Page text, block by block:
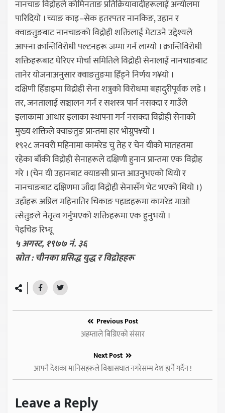
नानचाङ विद्रोहले कोमिनताङ प्रतिक्रियावादीहरूलाई अन्योलमा
पारिदियो । च्याङ काइ–सेक हतरपतर नानकिङ, उहान र
क्वाङतुङबाट नानचाङको विद्रोही शक्तिलाई मेटाउने उद्देश्यले
आफ्ना क्रान्तिविरोधी पल्टनहरू जम्मा गर्न लाग्यो । क्रान्तिविरोधी
शक्तिहरूबाट घेरिएर मोर्चा समितिले विद्रोही सेनालाई नानचाङबाट
तानेर योजनाअनुसार क्वाङतुङमा हिँड्ने निर्णय ग¥यो ।
दक्षिणी हिँडाइमा विद्रोही सेना शत्रुको विरोधमा बहादुरीपूर्वक लडे ।
तर, जनतालाई सञ्चालन गर्न र सशस्त्र पार्न नसक्दा र गाउँले
इलाकामा आधार इलाका स्थापना गर्न नसक्दा विद्रोही सेनाको
मुख्य शक्तिले क्वाङतुङ प्रान्तमा हार भोग्नुप¥यो ।
१९२८ जनवरी महिनामा कामरेड चु तेह र चेन यीको मातहतमा
रहेका बाँकी विद्रोही सेनाहरूले दक्षिणी हुनान प्रान्तमा एक विद्रोह
गरे । (चेन यी उहानबाट क्याङसी प्रान्त आउनुभएको थियो र
नानचाङबाट दक्षिणमा जाँदा विद्रोही सेनासँग भेट भएको थियो ।)
उहाँहरू अप्रिल महिनातिर चिकाङ पहाडहरूमा कामरेड माओ
त्सेतुङले नेतृत्व गर्नुभएको शक्तिहरूमा एक हुनुभयो ।
पेइचिङ रिभ्यू
५ अगस्ट, १९७७ नं. ३६
स्रोत : चीनका प्रसिद्ध युद्ध र विद्रोहहरू
Previous Post
अहम्ताले बिग्रिएको संसार
Next Post
आफ्नै देशका मानिसहरूले विश्वासघात नगरेसम्म देश हार्ने गर्दैन !
Leave a Reply